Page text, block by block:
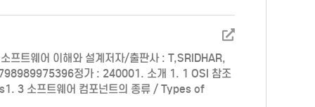
프트웨어 이해와 설계저자/출판사 : T,SRIDHAR,
정가 : 240001. 소개 1. 1 OSI 참조
3 소프트웨어 컴포넌트의 종류 / Types of